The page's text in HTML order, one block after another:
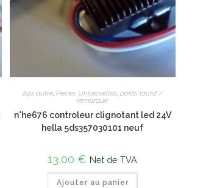
24v, autre, Pièces Universelles, poids lourd /
remorque
n°he676 controleur clignotant led 24V
hella 5ds357030101 neuf
13,00 € Net de TVA
Ajouter au panier